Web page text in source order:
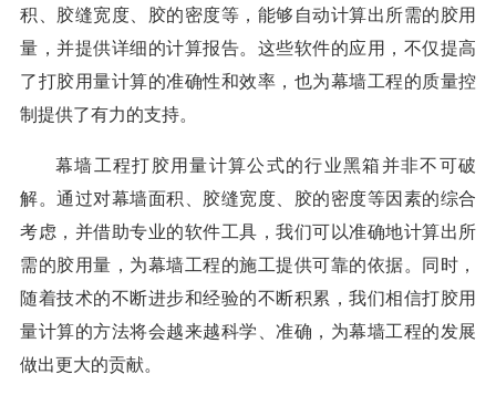
积、胶缝宽度、胶的密度等，能够自动计算出所需的胶用
量，并提供详细的计算报告。这些软件的应用，不仅提高
了打胶用量计算的准确性和效率，也为幕墙工程的质量控
制提供了有力的支持。
幕墙工程打胶用量计算公式的行业黑箱并非不可破
解。通过对幕墙面积、胶缝宽度、胶的密度等因素的综合
考虑，并借助专业的软件工具，我们可以准确地计算出所
需的胶用量，为幕墙工程的施工提供可靠的依据。同时，
随着技术的不断进步和经验的不断积累，我们相信打胶用
量计算的方法将会越来越科学、准确，为幕墙工程的发展
做出更大的贡献。